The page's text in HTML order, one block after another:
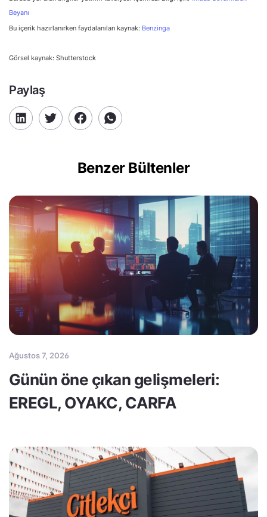
Beyanı
Bu içerik hazırlanırken faydalanılan kaynak: Benzinga
Görsel kaynak: Shutterstock
Paylaş
Benzer Bültenler
Ağustos 7, 2026
Günün öne çıkan gelişmeleri:
EREGL, OYAKC, CARFA